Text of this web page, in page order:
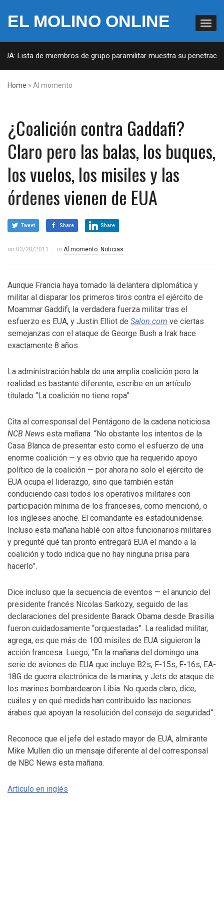
EL MOLINO ONLINE
Lista de miembros de grupo paramilitar muestra su penetración
Home » Al momento
¿Coalición contra Gaddafi?
Claro pero las balas, los buques,
los vuelos, los misiles y las
órdenes vienen de EUA
Tweet Share Share
on 03/20/2011 in Al momento, Noticias
Aunque Francia haya tomado la delantera diplomática y
militar al disparar los primeros tiros contra el ejército de
Moammar Gaddifi, la verdadera fuerza militar tras el
esfuerzo es EUA, y Justin Elliot de Salon.com ve ciertas
semejanzas con el ataque de George Bush a Irak hace
exactamente 8 años.
La administración habla de una amplia coalición pero la
realidad es bastante diferente, escribe en un artículo
titulado “La coalición no tiene ropa”.
Cita al corresponsal del Pentágono de la cadena noticiosa
NCB News esta mañana. “No obstante los intentos de la
Casa Blanca de presentar esto como el esfuerzo de una
enorme coalición — y es obvio que ha requerido apoyo
político de la coalición — por ahora no solo el ejército de
EUA ocupa el liderazgo, sino que también están
conduciendo casi todos los operativos militares con
participación mínima de los franceses, como mencionó, o
los ingleses anoche. El comandante es estadounidense.
Incluso esta mañana hablé con altos funcionarios militares
y pregunté qué tan pronto entregará EUA el mando a la
coalición y todo indica que no hay ninguna prisa para
hacerlo”.
Dice incluso que la secuencia de eventos — el anuncio del
presidente francés Nicolas Sarkozy, seguido de las
declaraciones del presidente Barack Obama desde Brasilia
fueron cuidadosamente “orquestadas”. La realidad militar,
agrega, es que más de 100 misiles de EUA siguieron la
acción francesa. Luego, “En la mañana del domingo una
serie de aviones de EUA que incluye B2s, F-15s, F-16s, EA-
18G de guerra electrónica de la marina, y Jets de ataque de
los marines bombardearon Libia. No queda claro, dice,
cuáles y en qué medida han contribuido las naciones
árabes que apoyan la resolución del consejo de seguridad”.
Reconoce que el jefe del estado mayor de EUA, almirante
Mike Mullen dio un mensaje diferente al del corresponsal
de NBC News esta mañana.
Artículo en inglés